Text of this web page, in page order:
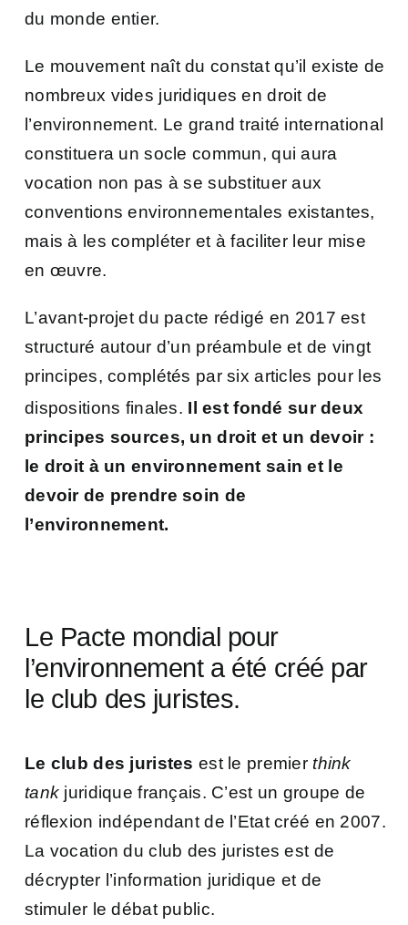
du monde entier.
Le mouvement naît du constat qu’il existe de
nombreux vides juridiques en droit de
l’environnement. Le grand traité international
constituera un socle commun, qui aura
vocation non pas à se substituer aux
conventions environnementales existantes,
mais à les compléter et à faciliter leur mise
en œuvre.
L’avant-projet du pacte rédigé en 2017 est
structuré autour d’un préambule et de vingt
principes, complétés par six articles pour les
dispositions finales. Il est fondé sur deux
principes sources, un droit et un devoir :
le droit à un environnement sain et le
devoir de prendre soin de
l’environnement.
Le Pacte mondial pour
l’environnement a été créé par
le club des juristes.
Le club des juristes est le premier think
tank juridique français. C’est un groupe de
réflexion indépendant de l’Etat créé en 2007.
La vocation du club des juristes est de
décrypter l’information juridique et de
stimuler le débat public.